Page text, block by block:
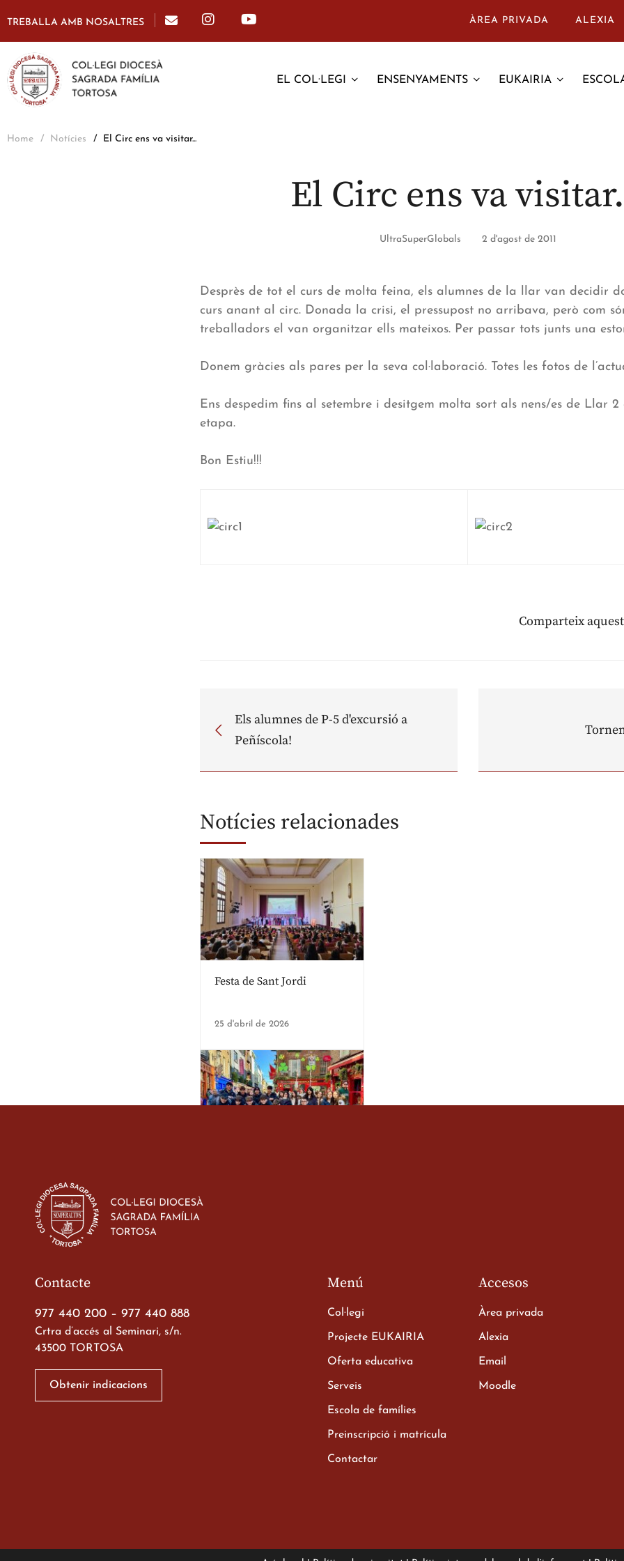
TREBALLA AMB NOSALTRES ÀREA PRIVADA ALEXIA
EL COL·LEGI ENSENYAMENTS EUKAIRIA
Home Notícies El Circ ens va visitar...
El Circ ens va
UltraSuperGlobals 2 d'agost de 2011
Desprès de tot el curs de molta feina, els alumnes de la llar van decidir
curs anant al circ. Donada la crisi, el pressupost no arribava, però com
treballadors el van organitzar ells mateixos. Per passar tots junts una
Donem gràcies als pares per la seva col·laboració. Totes les fotos de
Ens despedim fins al setembre i desitgem molta sort als nens/es de Llar 2
etapa.
Bon Estiu!!!
Comparteix
Els alumnes de P-5 d'excursió a
Peñíscola!
Notícies relacionades
Festa de Sant Jordi
25 d'abril de 2026
Xerrada del Sr. Bisbe als
Viatge de 2n de Batxillerat
Contacte
977 440 200 – 977 440 888
Crtra d’accés al Seminari, s/n.
43500 TORTOSA
Obtenir indicacions
Menú
Col·legi
Projecte EUKAIRIA
Oferta educativa
Serveis
Escola de famílies
Preinscripció i matrícula
Contactar
Accesos
Àrea privada
Alexia
Email
Moodle